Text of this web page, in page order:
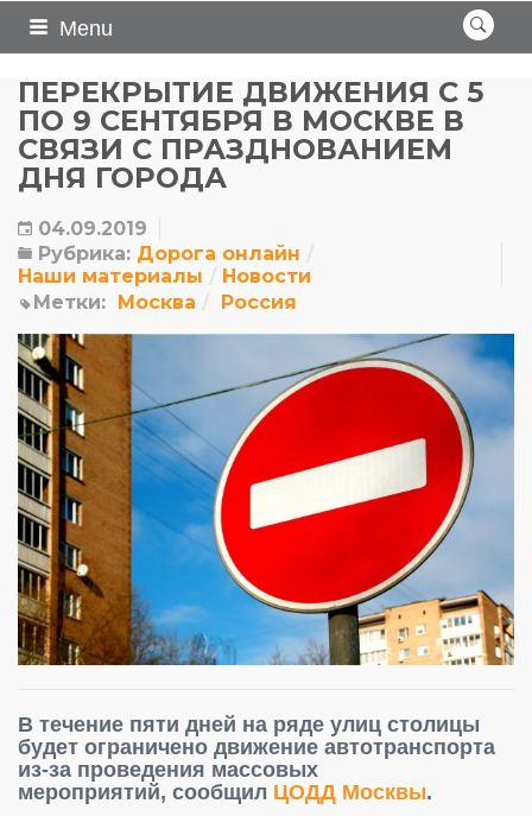
Menu
ПЕРЕКРЫТИЕ ДВИЖЕНИЯ С 5
ПО 9 СЕНТЯБРЯ В МОСКВЕ В
СВЯЗИ С ПРАЗДНОВАНИЕМ
ДНЯ ГОРОДА
04.09.2019
Рубрика: Дорога онлайн
Наши материалы
Новости
Метки: Москва Россия
В течение пяти дней на ряде улиц столицы
будет ограничено движение автотранспорта
из-за проведения массовых
мероприятий, сообщил ЦОДД Москвы.